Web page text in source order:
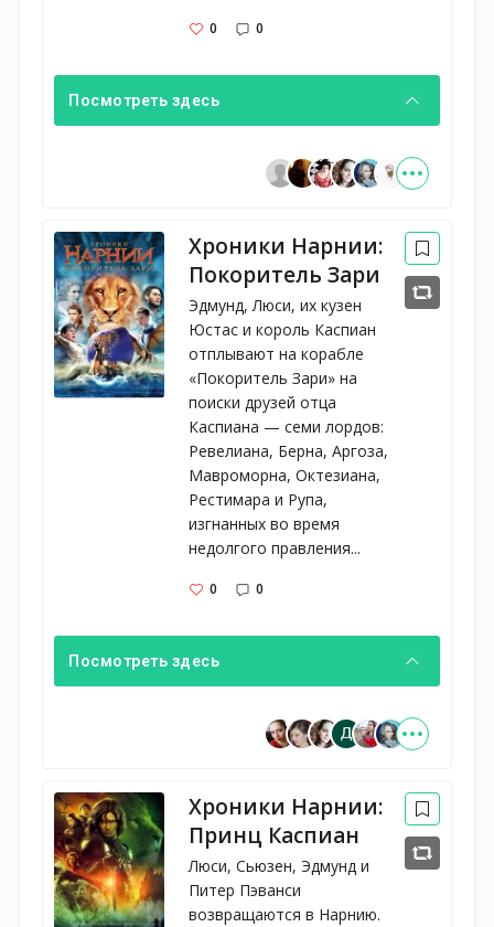
0 0
Посмотреть здесь
Хроники Нарнии:
Покоритель Зари
Эдмунд, Люси, их кузен
Юстас и король Каспиан
отплывают на корабле
«Покоритель Зари» на
поиски друзей отца
Каспиана — семи лордов:
Ревелиана, Берна, Аргоза,
Мавроморна, Октезиана,
Рестимара и Рупа,
изгнанных во время
недолгого правления...
0 0
Посмотреть здесь
Хроники Нарнии:
Принц Каспиан
Люси, Сьюзен, Эдмунд и
Питер Пэванси
возвращаются в Нарнию.